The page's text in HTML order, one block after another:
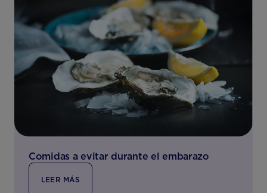
Comidas a evitar durante el embarazo
LEER MÁS